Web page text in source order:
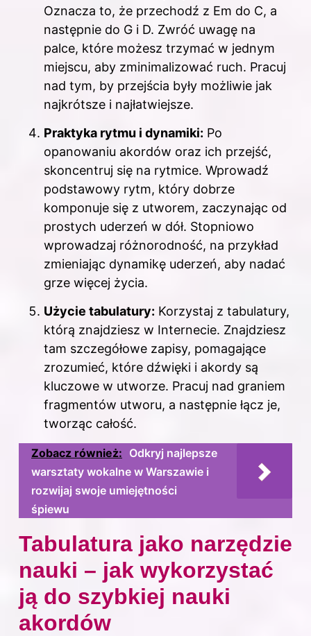
Oznacza to, że przechodź z Em do C, a
następnie do G i D. Zwróć uwagę na
palce, które możesz trzymać w jednym
miejscu, aby zminimalizować ruch. Pracuj
nad tym, by przejścia były możliwie jak
najkrótsze i najłatwiejsze.
Praktyka rytmu i dynamiki: Po
opanowaniu akordów oraz ich przejść,
skoncentruj się na rytmice. Wprowadź
podstawowy rytm, który dobrze
komponuje się z utworem, zaczynając od
prostych uderzeń w dół. Stopniowo
wprowadzaj różnorodność, na przykład
zmieniając dynamikę uderzeń, aby nadać
grze więcej życia.
Użycie tabulatury: Korzystaj z tabulatury,
którą znajdziesz w Internecie. Znajdziesz
tam szczegółowe zapisy, pomagające
zrozumieć, które dźwięki i akordy są
kluczowe w utworze. Pracuj nad graniem
fragmentów utworu, a następnie łącz je,
tworząc całość.
Zobacz również: Odkryj najlepsze
warsztaty wokalne w Warszawie i
rozwijaj swoje umiejętności
śpiewu
Tabulatura jako narzędzie
nauki – jak wykorzystać
ją do szybkiej nauki
akordów